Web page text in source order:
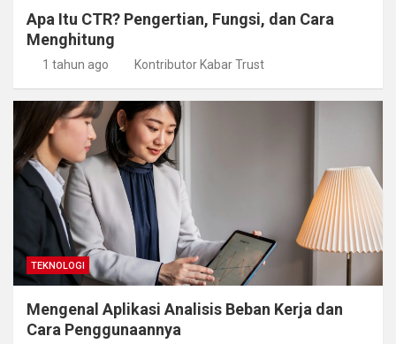
Apa Itu CTR? Pengertian, Fungsi, dan Cara
Menghitung
1 tahun ago Kontributor Kabar Trust
TEKNOLOGI
Mengenal Aplikasi Analisis Beban Kerja dan
Cara Penggunaannya